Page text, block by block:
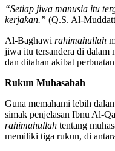
“Setiap jiwa manusia itu
kerjakan.” (Q.S. Al-
Al-Baghawi rahimahullah
jiwa itu tersandera di dalam
dan ditahan akibat
Rukun Muhasabah
Guna memahami lebih
simak penjelasan Ibnu Al-
rahimahullah tentang
memiliki tiga rukun, di